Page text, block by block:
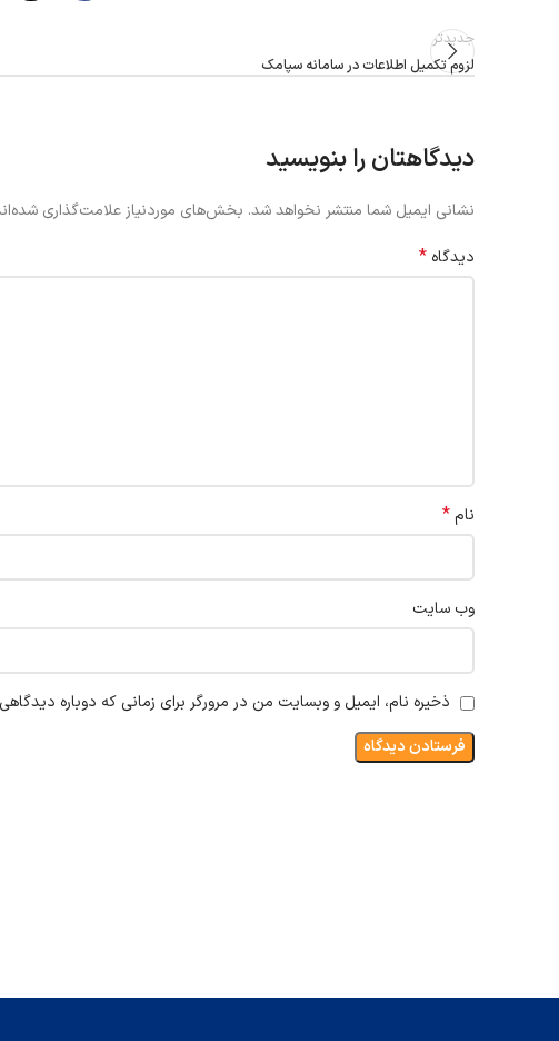
جدیدتر
لزوم تکمیل اطلاعات در سامانه سپامک
دیدگاهتان را بنویسید
نشانی ایمیل شما منتشر نخواهد شد. بخش‌های موردنیاز علامت‌گذاری
دیدگاه *
نام*
وب‌ سایت
ذخیره نام، ایمیل و وبسایت من در مرورگر برای زمانی که دوباره